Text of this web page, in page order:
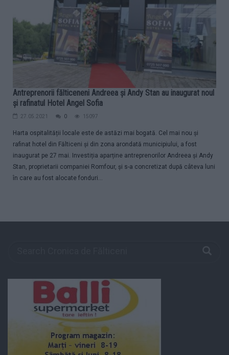
Antreprenorii fălticeneni Andreea și Andy Stan au inaugurat noul
și rafinatul Hotel Angel Sofia
27.05.2021 0 15097
Harta ospitalității locale este de astăzi mai bogată. Cel mai nou și
rafinat hotel din Fălticeni și din zona arondată municipiului, a fost
inaugurat pe 27 mai. Investiția aparține antreprenorilor Andreea și Andy
Stan, proprietarii companiei Romfour, și s-a concretizat după câteva luni
în care au fost alocate fonduri...